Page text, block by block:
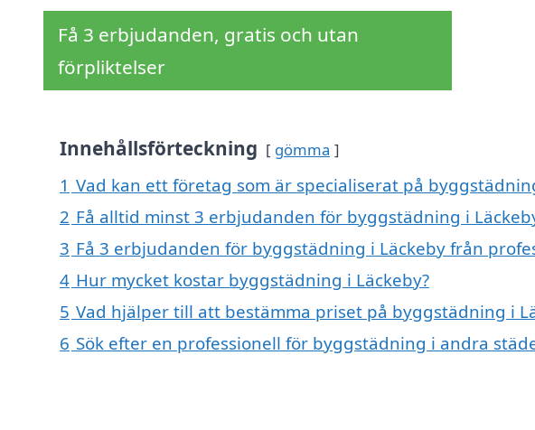
Få 3 erbjudanden, gratis och utan
förpliktelser
Innehållsförteckning gömma
1 Vad kan ett företag som är specialiserat på
2 Få alltid minst 3 erbjudanden för byggstädning i
3 Få 3 erbjudanden för byggstädning i Läckeby från
4 Hur mycket kostar byggstädning i Läckeby?
5 Vad hjälper till att bestämma priset på byggstädning i
6 Sök efter en professionell för byggstädning i andra